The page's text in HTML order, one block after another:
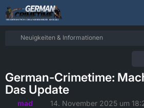
Neuigkeiten & Informationen
German-Crimetime:
Das Update
mad 14. November 2025 um